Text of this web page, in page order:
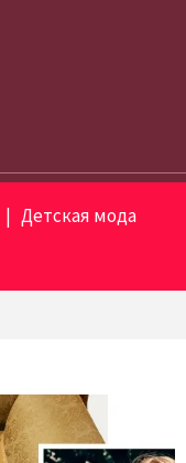
| Детская мода